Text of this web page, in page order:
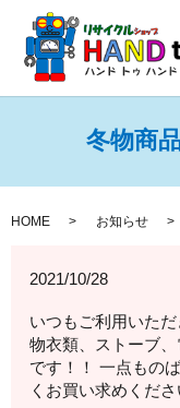
冬物商
HOME お知らせ
2021/10/28
いつもご利用いた
物衣類、ストーブ
です！！ 一点もの
くお買い求めくださ